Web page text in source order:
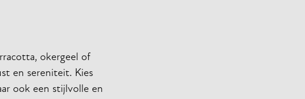
okergeel of
en sereniteit. Kies
ook een stijlvolle en